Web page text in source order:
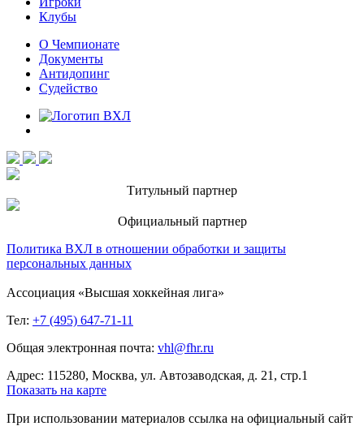
Клубы
О Чемпионате
Документы
Антидопинг
Судейство
Титульный партнер
Официальный партнер
Политика ВХЛ в отношении обработки и защиты
персональных данных
Ассоциация «Высшая хоккейная лига»
Тел: +7 (495) 647-71-11
Общая электронная почта: vhl@fhr.ru
Адрес: 115280, Москва, ул. Автозаводская, д. 21, стр.1
Показать на карте
При использовании материалов ссылка на официальный сайт